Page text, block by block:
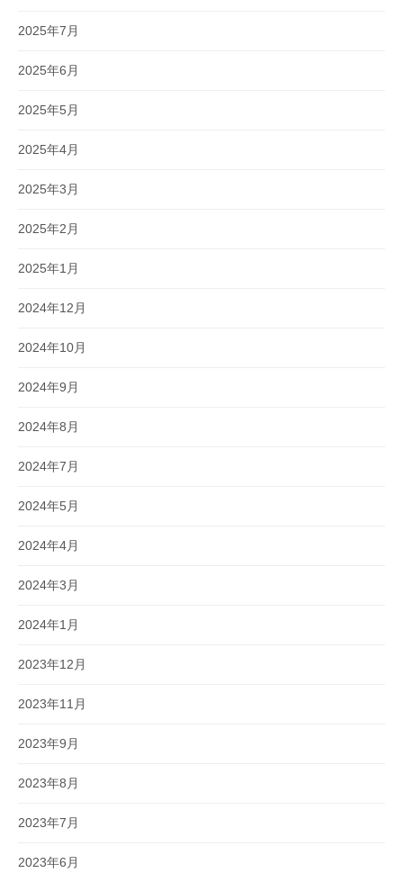
2025年7月
2025年6月
2025年5月
2025年4月
2025年3月
2025年2月
2025年1月
2024年12月
2024年10月
2024年9月
2024年8月
2024年7月
2024年5月
2024年4月
2024年3月
2024年1月
2023年12月
2023年11月
2023年9月
2023年8月
2023年7月
2023年6月